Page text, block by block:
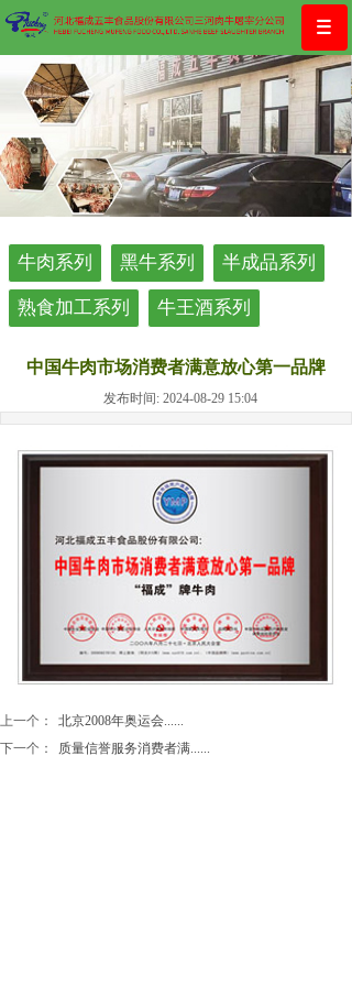
牛肉系列 黑牛系列 半成品系列
熟食加工系列 牛王酒系列
中国牛肉市场消费者满意放心第一品牌
发布时间: 2024-08-29 15:04
上一个：
北京2008年奥运会......
下一个：
质量信誉服务消费者满......